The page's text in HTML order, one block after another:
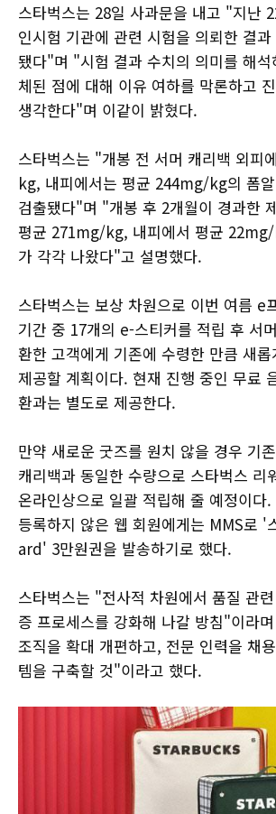
스타벅스는 28일 사과문을 내고 "지난
인시험 기관에 관련 시험을 의뢰한 결
됐다"며 "시험 결과 수치의 의미를 해석
체된 점에 대해 이유 여하를 막론하고
생각한다"며 이같이 밝혔다.
스타벅스는 "개봉 전 서머 캐리백 외피
kg, 내피에서는 평균 244mg/kg의 폼
검출됐다"며 "개봉 후 2개월이 경과한
평균 271mg/kg, 내피에서 평균
가 각각 나왔다"고 설명했다.
스타벅스는 보상 차원으로 이번 여름 e
기간 중 17개의 e-스티커를 적립 후 서
환한 고객에게 기존에 수령한 만큼 새
제공할 계획이다. 현재 진행 중인 무료
환과는 별도로 제공한다.
만약 새로운 굿즈를 원치 않을 경우 기
캐리백과 동일한 수량으로 스타벅스 리
온라인상으로 일괄 적립해 줄 예정이다
등록하지 않은 웹 회원에게는 MMS로
ard' 3만원권을 발송하기로 했다.
스타벅스는 "전사적 차원에서 품질 관
증 프로세스를 강화해 나갈 방침"이라
조직을 확대 개편하고, 전문 인력을 채
템을 구축할 것"이라고 했다.